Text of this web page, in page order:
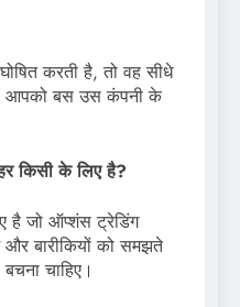
करती है, तो वह सीधे
बस उस कंपनी के
किसी के लिए है?
है जो ऑप्शंस ट्रेडिंग
बारीकियों को समझते
चाहिए।